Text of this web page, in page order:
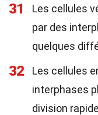
31
Les cellules
par des
quelques
32
Les cellules
interphases
division